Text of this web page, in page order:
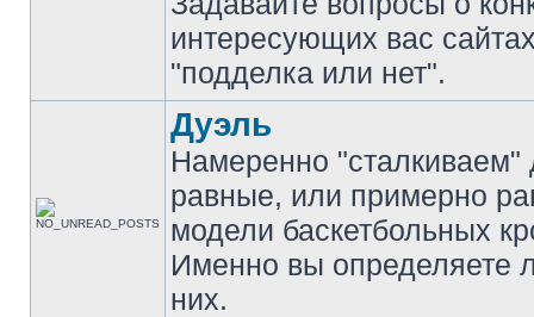
интересующих вас
"подделка или нет".
Дуэль
Намеренно "сталкиваем"
равные, или примерно
модели баскетбольных
Именно вы определяете
них.